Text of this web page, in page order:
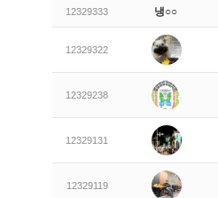
12329333 냉○○
12329322
12329238
12329131
12329119